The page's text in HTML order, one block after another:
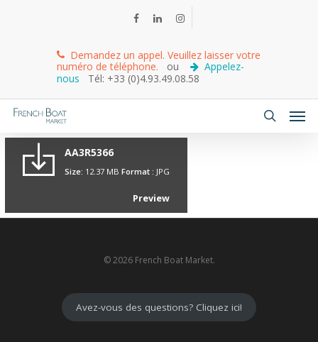
Demandez un appel. Veuillez laisser votre
numéro de téléphone. ou
Appelez-
nous
Tél: +33 (0)4.93.49.08.58
AA3R5366
Size: 12.37 MB Format : JPG
Preview
© 2026 French Boat Market.
Avez-vous des questions? Cliquez ici!